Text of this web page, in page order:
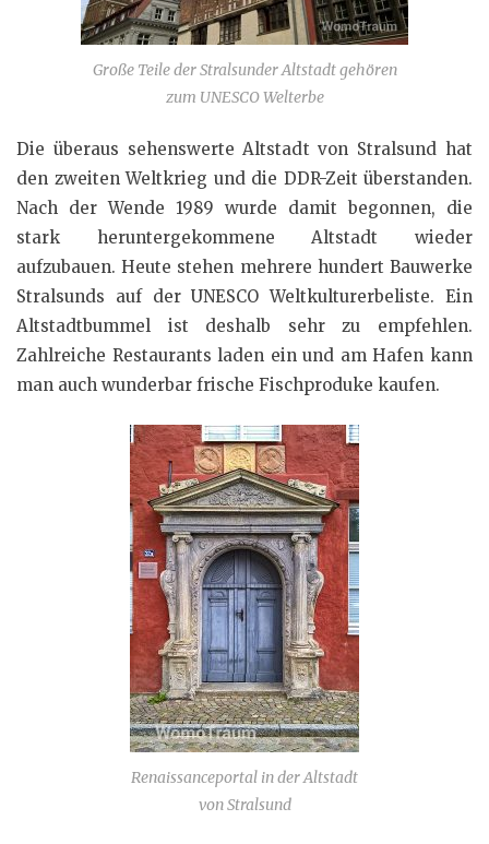
Große Teile der Stralsunder Altstadt gehören
zum UNESCO Welterbe
Die überaus sehenswerte Altstadt von Stralsund hat
den zweiten Weltkrieg und die DDR-Zeit überstanden.
Nach der Wende 1989 wurde damit begonnen, die
stark heruntergekommene Altstadt wieder
aufzubauen. Heute stehen mehrere hundert Bauwerke
Stralsunds auf der UNESCO Weltkulturerbeliste. Ein
Altstadtbummel ist deshalb sehr zu empfehlen.
Zahlreiche Restaurants laden ein und am Hafen kann
man auch wunderbar frische Fischproduke kaufen.
Renaissanceportal in der Altstadt
von Stralsund